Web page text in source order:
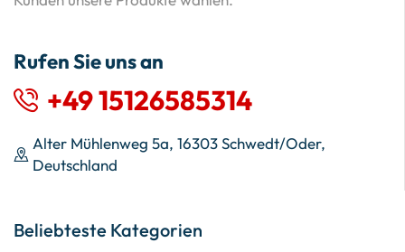
Rufen Sie uns an
+49 15126585314
Alter Mühlenweg 5a, 16303 Schwedt/Oder,
Deutschland
Beliebteste Kategorien